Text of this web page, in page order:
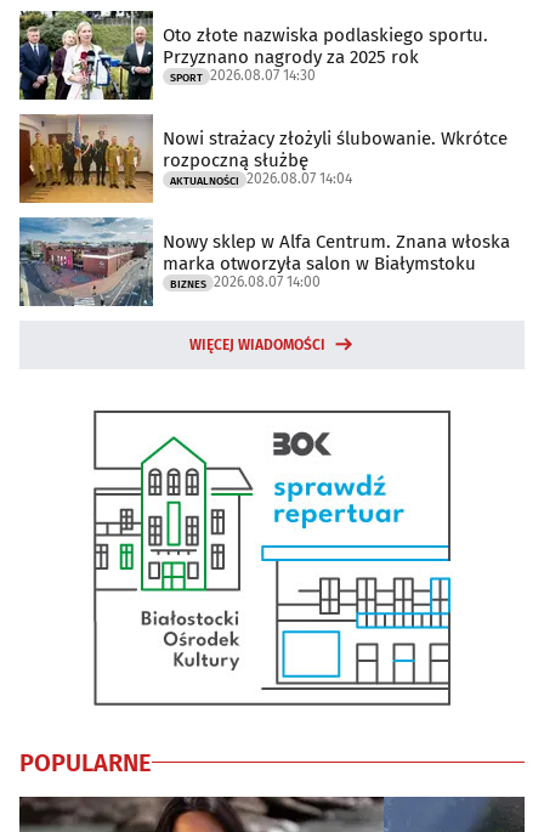
Oto złote nazwiska podlaskiego sportu.
Przyznano nagrody za 2025 rok
SPORT 2026.08.07 14:30
Nowi strażacy złożyli ślubowanie. Wkrótce
rozpoczną służbę
AKTUALNOŚCI 2026.08.07 14:04
Nowy sklep w Alfa Centrum. Znana włoska
marka otworzyła salon w Białymstoku
BIZNES 2026.08.07 14:00
WIĘCEJ WIADOMOŚCI
POPULARNE